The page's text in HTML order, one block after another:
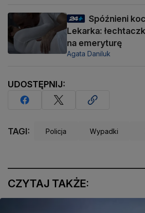
Spóźnieni
Lekarka:
na emeryturę
Agata Daniluk
UDOSTĘPNIJ:
TAGI: Policja Wypadki
CZYTAJ TAKŻE: